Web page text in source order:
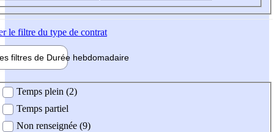
le filtre du type de contrat
filtres de Durée hebdomadaire
Temps plein (2)
Temps partiel
Non renseignée (9)